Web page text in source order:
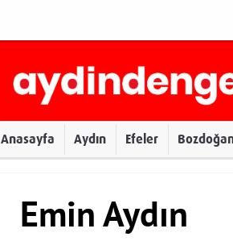
Anasayfa Aydın Efeler
Emin Aydın